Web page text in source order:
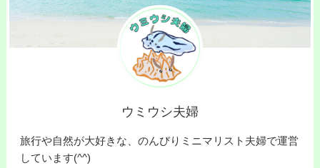
ウミウシ夫婦
旅行や自然が大好きな、のんびりミニマリスト夫婦で運営
しています(^^)